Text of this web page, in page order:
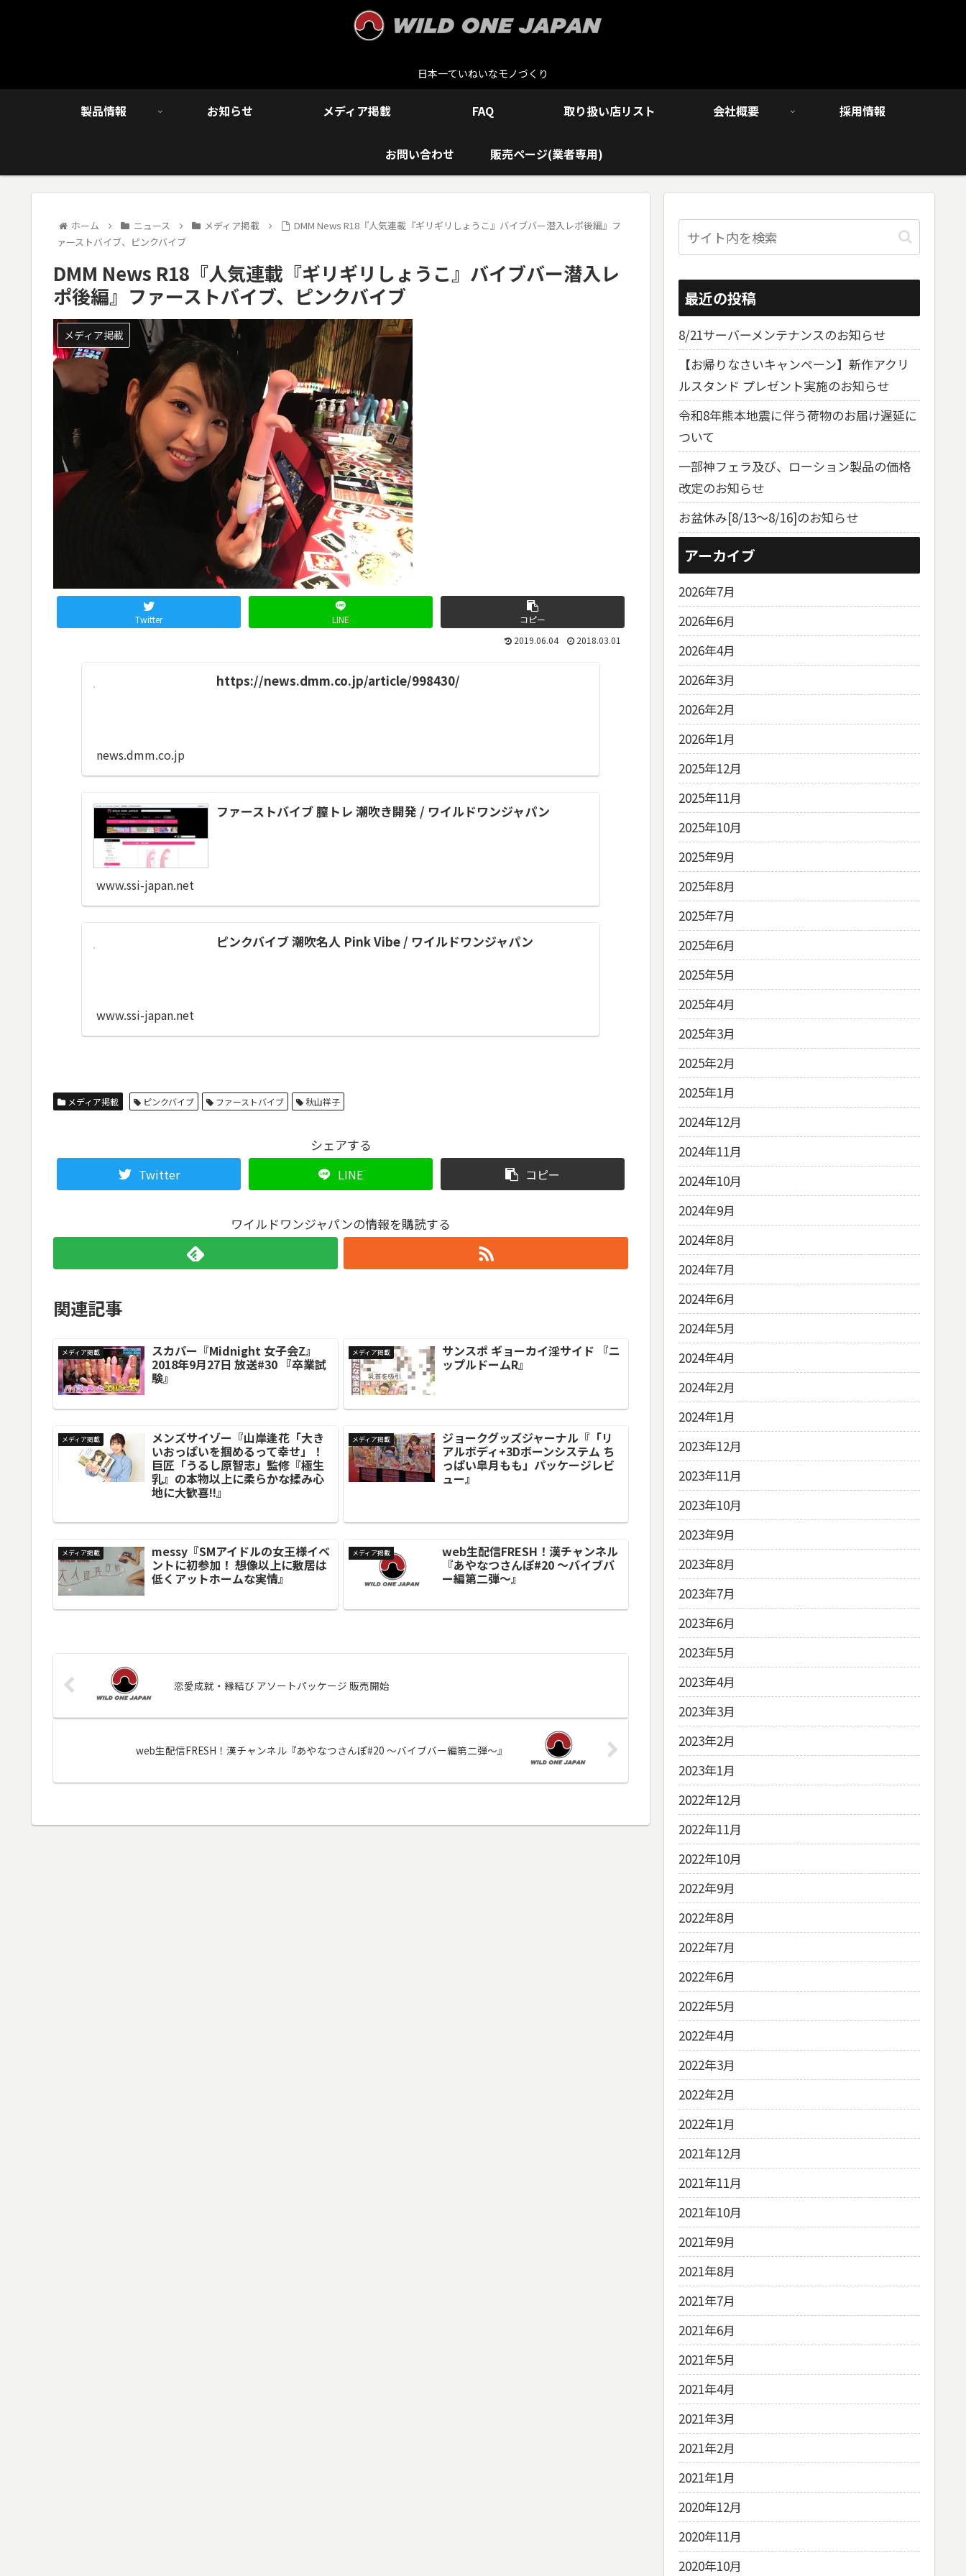
日本一ていねいなモノづくり
製品情報 お知らせ メディア掲載 FAQ 取り扱い店リスト 会社概要 採用情報
お問い合わせ 販売ページ(業者専用)
ホーム ニュース メディア掲載
DMM News R18『人気連載『ギリギリしょうこ』バイブバー潜入レポ後編』フ
ァーストバイブ、ピンクバイブ
DMM News R18『人気連載『ギリギリしょうこ』バイブバー潜入レ
ポ後編』ファーストバイブ、ピンクバイブ
メディア掲載
Twitter LINE
コピー
2019.06.04
2018.03.01
https://news.dmm.co.jp/article/998430/
news.dmm.co.jp
ファーストバイブ 膣トレ 潮吹き開発 / ワイルドワンジャパン
www.ssi-japan.net
ピンクバイブ 潮吹名人 Pink Vibe / ワイルドワンジャパン
www.ssi-japan.net
メディア掲載 ピンクバイブ ファーストバイブ 秋山祥子
シェアする
Twitter LINE コピー
ワイルドワンジャパンの情報を購読する
関連記事
メディア掲載 スカパー『Midnight 女子会Z』
2018年9月27日 放送#30 『卒業試
験』
メディア掲載 サンスポ ギョーカイ淫サイド 『ニ
ップルドームR』
メディア掲載 メンズサイゾー『山岸逢花「大き
いおっぱいを掴めるって幸せ」！
巨匠「うるし原智志」監修『極生
乳』の本物以上に柔らかな揉み心
地に大歓喜!!』
メディア掲載 ジョークグッズジャーナル『「リ
アルボディ+3Dボーンシステム ち
っぱい皐月もも」パッケージレビ
ュー』
メディア掲載 messy『SMアイドルの女王様イベ
ントに初参加！ 想像以上に敷居は
低くアットホームな実情』
メディア掲載 web生配信FRESH！漢チャンネル
『あやなつさんぽ#20 ～バイブバ
ー編第二弾～』
恋愛成就・縁結び アソートパッケージ 販売開始
web生配信FRESH！漢チャンネル『あやなつさんぽ#20 ～バイブバー編第二弾～』
最近の投稿
8/21サーバーメンテナンスのお知らせ
【お帰りなさいキャンペーン】新作アクリ
ルスタンド プレゼント実施のお知らせ
令和8年熊本地震に伴う荷物のお届け遅延に
ついて
一部神フェラ及び、ローション製品の価格
改定のお知らせ
お盆休み[8/13～8/16]のお知らせ
アーカイブ
2026年7月
2026年6月
2026年4月
2026年3月
2026年2月
2026年1月
2025年12月
2025年11月
2025年10月
2025年9月
2025年8月
2025年7月
2025年6月
2025年5月
2025年4月
2025年3月
2025年2月
2025年1月
2024年12月
2024年11月
2024年10月
2024年9月
2024年8月
2024年7月
2024年6月
2024年5月
2024年4月
2024年2月
2024年1月
2023年12月
2023年11月
2023年10月
2023年9月
2023年8月
2023年7月
2023年6月
2023年5月
2023年4月
2023年3月
2023年2月
2023年1月
2022年12月
2022年11月
2022年10月
2022年9月
2022年8月
2022年7月
2022年6月
2022年5月
2022年4月
2022年3月
2022年2月
2022年1月
2021年12月
2021年11月
2021年10月
2021年9月
2021年8月
2021年7月
2021年6月
2021年5月
2021年4月
2021年3月
2021年2月
2021年1月
2020年12月
2020年11月
2020年10月